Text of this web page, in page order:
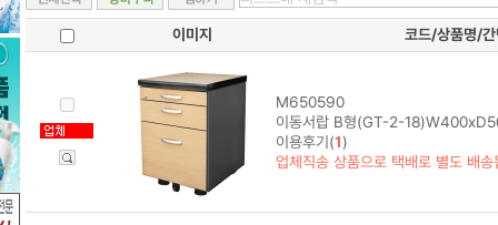
이미지 코드/상품명/간
M650590
이동서랍 B형(GT-2-
이용후기(1)
업체직송 상품으로 택배로 별도 배송